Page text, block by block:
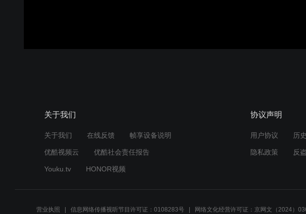
关于我们
关于我们 在线反馈 帧享设备说明
优酷视频云 优酷社会责任报告
Youku.tv HONOR视频
协议声明
用户协议 历
隐私政策 反
营业执照 信息网络传播视听节目许可证：0108283号 网络文化经营许可证：京网文（2024）